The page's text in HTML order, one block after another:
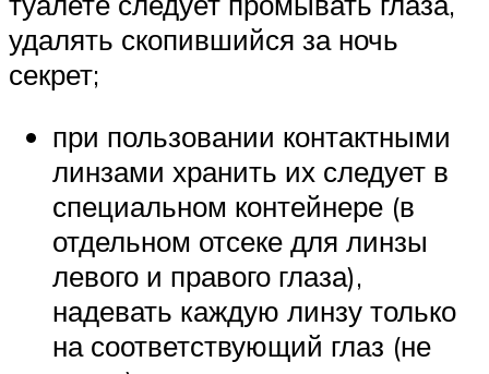
удалять скопившийся за ночь
секрет;
при пользовании контактными
линзами хранить их следует в
специальном контейнере (в
отдельном отсеке для линзы
левого и правого глаза),
надевать каждую линзу только
на соответствующий глаз (не